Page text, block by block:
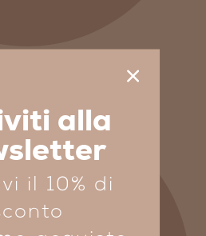
alla
il 10% di